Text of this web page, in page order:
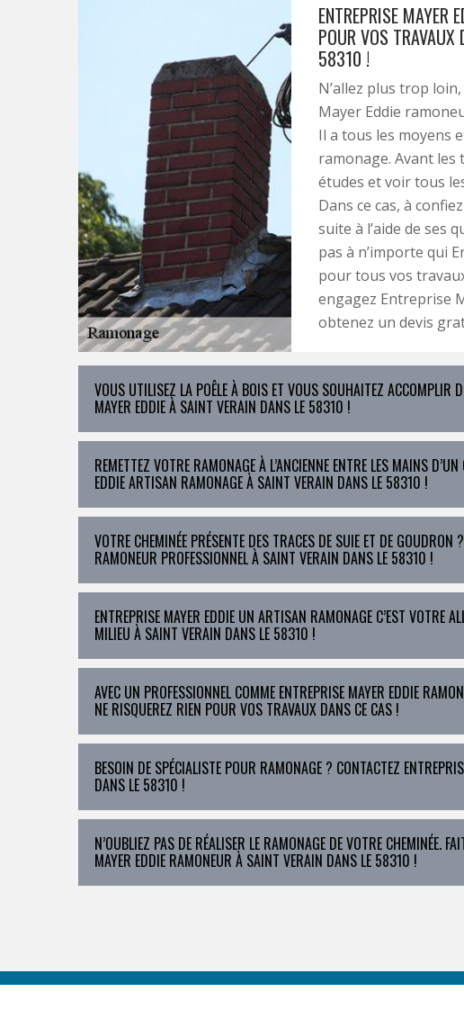
ENTREPRISE MAYER
POUR VOS TRAVAUX
58310 !
N’allez plus trop
Mayer Eddie
Il a tous les moyens
ramonage. Avant les
études et voir tous
Dans ce cas, à
suite à l’aide de ses
pas à n’importe qui
pour tous vos
engagez Entreprise
obtenez un devis
VOUS UTILISEZ LA POÊLE À BOIS ET VOUS SOUHAITEZ ACCOMPLIR
MAYER EDDIE À SAINT VERAIN DANS LE 58310 !
REMETTEZ VOTRE RAMONAGE À L’ANCIENNE ENTRE LES MAINS
EDDIE ARTISAN RAMONAGE À SAINT VERAIN DANS LE 58310 !
VOTRE CHEMINÉE PRÉSENTE DES TRACES DE SUIE ET DE
RAMONEUR PROFESSIONNEL À SAINT VERAIN DANS LE 58310 !
ENTREPRISE MAYER EDDIE UN ARTISAN RAMONAGE C’EST VOTRE
MILIEU À SAINT VERAIN DANS LE 58310 !
AVEC UN PROFESSIONNEL COMME ENTREPRISE MAYER EDDIE
NE RISQUEREZ RIEN POUR VOS TRAVAUX DANS CE CAS !
BESOIN DE SPÉCIALISTE POUR RAMONAGE ? CONTACTEZ
DANS LE 58310 !
N’OUBLIEZ PAS DE RÉALISER LE RAMONAGE DE VOTRE CHEMINÉE.
MAYER EDDIE RAMONEUR À SAINT VERAIN DANS LE 58310 !